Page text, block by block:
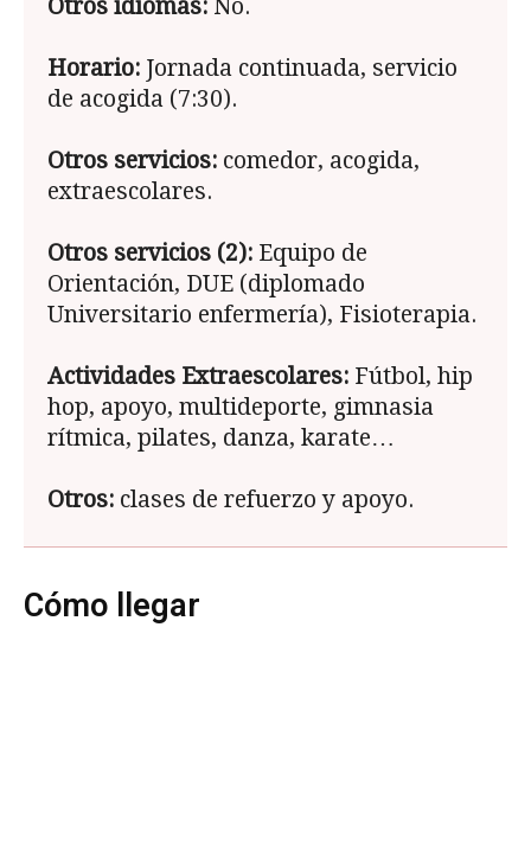
Otros idiomas: No.
Horario: Jornada continuada, servicio
de acogida (7:30).
Otros servicios: comedor, acogida,
extraescolares.
Otros servicios (2): Equipo de
Orientación, DUE (diplomado
Universitario enfermería), Fisioterapia.
Actividades Extraescolares: Fútbol, hip
hop, apoyo, multideporte, gimnasia
rítmica, pilates, danza, karate…
Otros: clases de refuerzo y apoyo.
Cómo llegar